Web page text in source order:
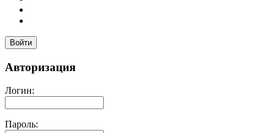
Войти
Авторизация
Логин:
Пароль: